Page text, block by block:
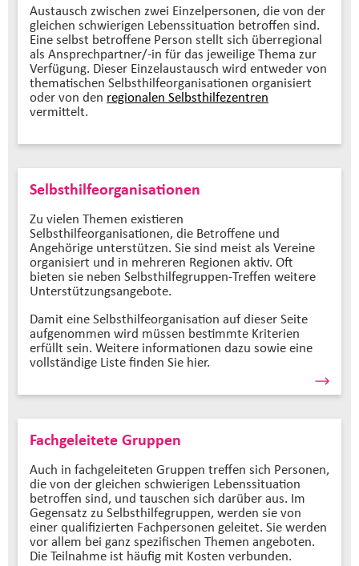
Austausch zwischen zwei Einzelpersonen, die von der
gleichen schwierigen Lebenssituation betroffen sind.
Eine selbst betroffene Person stellt sich überregional
als Ansprechpartner/-in für das jeweilige Thema zur
Verfügung. Dieser Einzelaustausch wird entweder von
thematischen Selbsthilfeorganisationen organisiert
oder von den regionalen Selbsthilfezentren
vermittelt.
Selbsthilfeorganisationen
Zu vielen Themen existieren
Selbsthilfeorganisationen, die Betroffene und
Angehörige unterstützen. Sie sind meist als Vereine
organisiert und in mehreren Regionen aktiv. Oft
bieten sie neben Selbsthilfegruppen-Treffen weitere
Unterstützungsangebote.
Damit eine Selbsthilfeorganisation auf dieser Seite
aufgenommen wird müssen bestimmte Kriterien
erfüllt sein. Weitere informationen dazu sowie eine
vollständige Liste finden Sie hier.
Fachgeleitete Gruppen
Auch in fachgeleiteten Gruppen treffen sich Personen,
die von der gleichen schwierigen Lebenssituation
betroffen sind, und tauschen sich darüber aus. Im
Gegensatz zu Selbsthilfegruppen, werden sie von
einer qualifizierten Fachpersonen geleitet. Sie werden
vor allem bei ganz spezifischen Themen angeboten.
Die Teilnahme ist häufig mit Kosten verbunden.